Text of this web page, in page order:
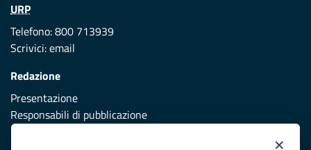
URP
Telefono: 800 713939
Scrivici:email
Redazione
Presentazione
Responsabili di pubblicazione
×